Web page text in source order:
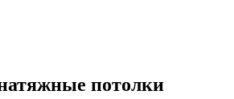
потолки